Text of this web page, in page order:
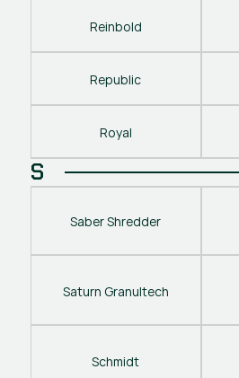
Reinbold
Republic
Royal
S
Saber Shredder
Saturn Granultech
Schmidt